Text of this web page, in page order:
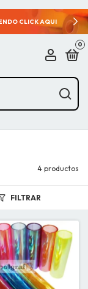
CLICK AQUI
0
4 productos
FILTRAR